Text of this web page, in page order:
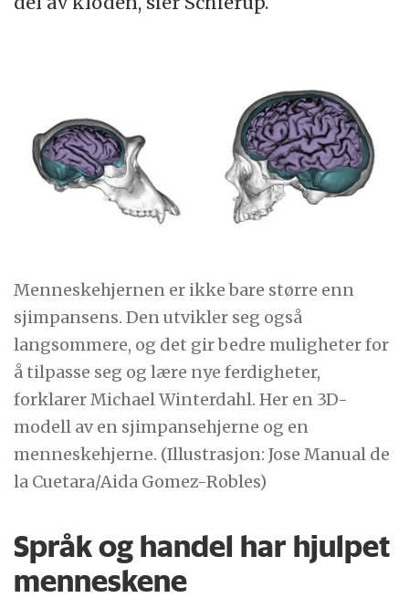
Menneskehjernen er ikke bare større enn
sjimpansens. Den utvikler seg også
langsommere, og det gir bedre muligheter for
å tilpasse seg og lære nye ferdigheter,
forklarer Michael Winterdahl. Her en 3D-
modell av en sjimpansehjerne og en
menneskehjerne. (Illustrasjon: Jose Manual de
la Cuetara/Aida Gomez-Robles)
Språk og handel har hjulpet
menneskene